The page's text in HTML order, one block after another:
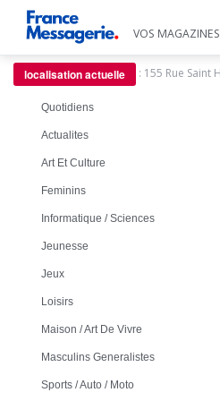
VOS
localisation actuelle : 155 Rue Saint
Quotidiens
Actualites
Art Et Culture
Feminins
Informatique / Sciences
Jeunesse
Jeux
Loisirs
Maison / Art De Vivre
Masculins Generalistes
Sports / Auto / Moto